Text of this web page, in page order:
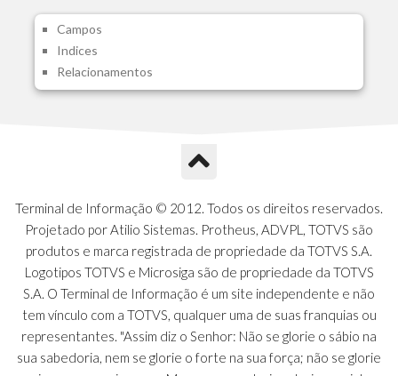
A1J - Itens Aglutinadores Visao
A1N - Tipos de Card
A1O - Cards Dashboard
A1P - Tipos de Charts
A1S - Notificacoes do Vendedor
A1U - Intermediadores
A1V - Schemas - Gestao de Vendas
A1W - Campos do Schema
A1X - CFDI Complemento Carta Porte
A1Y - Carta Porte - Localizacoes
A1Z - Carta Porte - Operadores
A20 - Nota Explicativa - PCO
A21 - FONTES FINANC.PPA
A22 - Itens Fontes Financ.PPA
Campos
Indices
Relacionamentos
Terminal de Informação © 2012. Todos os direitos reservados.
Projetado por Atilio Sistemas. Protheus, ADVPL, TOTVS são
produtos e marca registrada de propriedade da TOTVS S.A.
Logotipos TOTVS e Microsiga são de propriedade da TOTVS
S.A. O Terminal de Informação é um site independente e não
tem vínculo com a TOTVS, qualquer uma de suas franquias ou
representantes. "Assim diz o Senhor: Não se glorie o sábio na
sua sabedoria, nem se glorie o forte na sua força; não se glorie